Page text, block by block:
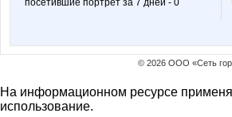
посетившие портрет за 7 дней - 0
© 2026 ООО «Сеть
На информационном ресурсе
использование.